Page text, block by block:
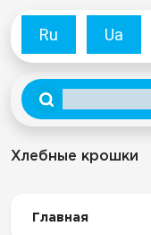
Ru Ua
Хлебные крошки
Главная